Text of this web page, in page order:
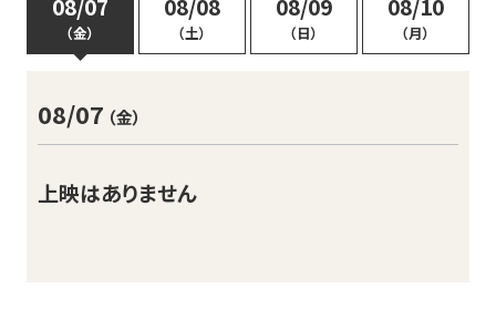
08/07
（金）
08/08
（土）
08/09
（日）
08/10
（月）
08/07 （金）
上映はありません